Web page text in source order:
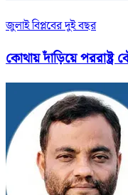
জুলাই বিপ্লবের দুই বছর
কোথায় দাঁড়িয়ে পররাষ্ট্র